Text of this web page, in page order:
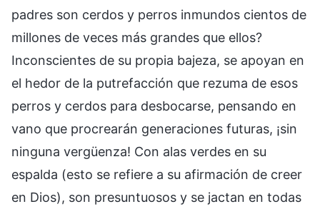
padres son cerdos y perros inmundos cientos de
millones de veces más grandes que ellos?
Inconscientes de su propia bajeza, se apoyan en
el hedor de la putrefacción que rezuma de esos
perros y cerdos para desbocarse, pensando en
vano que procrearán generaciones futuras, ¡sin
ninguna vergüenza! Con alas verdes en su
espalda (esto se refiere a su afirmación de creer
en Dios), son presuntuosos y se jactan en todas